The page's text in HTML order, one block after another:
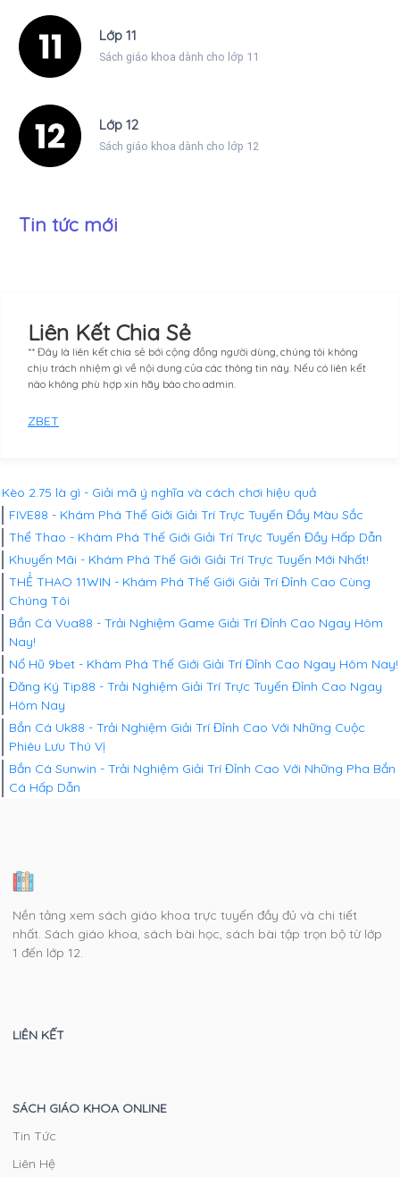
Lớp 11
Sách giáo khoa dành cho lớp 11
Lớp 12
Sách giáo khoa dành cho lớp 12
Tin tức mới
Liên Kết Chia Sẻ
** Đây là liên kết chia sẻ bới cộng đồng người dùng, chúng tôi không
chịu trách nhiệm gì về nội dung của các thông tin này. Nếu có liên kết
nào không phù hợp xin hãy báo cho admin.
ZBET
Kèo 2.75 là gì - Giải mã ý nghĩa và cách chơi hiệu quả
FIVE88 - Khám Phá Thế Giới Giải Trí Trực Tuyến Đầy Màu Sắc
Thể Thao - Khám Phá Thế Giới Giải Trí Trực Tuyến Đầy Hấp Dẫn
Khuyến Mãi - Khám Phá Thế Giới Giải Trí Trực Tuyến Mới Nhất!
THỂ THAO 11WIN - Khám Phá Thế Giới Giải Trí Đỉnh Cao Cùng
Chúng Tôi
Bắn Cá Vua88 - Trải Nghiệm Game Giải Trí Đỉnh Cao Ngay Hôm
Nay!
Nổ Hũ 9bet - Khám Phá Thế Giới Giải Trí Đỉnh Cao Ngay Hôm Nay!
Đăng Ký Tip88 - Trải Nghiệm Giải Trí Trực Tuyến Đỉnh Cao Ngay
Hôm Nay
Bắn Cá Uk88 - Trải Nghiệm Giải Trí Đỉnh Cao Với Những Cuộc
Phiêu Lưu Thú Vị
Bắn Cá Sunwin - Trải Nghiệm Giải Trí Đỉnh Cao Với Những Pha Bắn
Cá Hấp Dẫn
Nền tảng xem sách giáo khoa trực tuyến đầy đủ và chi tiết
nhất. Sách giáo khoa, sách bài học, sách bài tập trọn bộ từ lớp
1 đến lớp 12.
LIÊN KẾT
SÁCH GIÁO KHOA ONLINE
Tin Tức
Liên Hệ